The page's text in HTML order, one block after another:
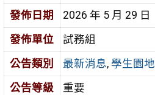
發佈日期
2026 年 5 月 29 日
發佈單位
試務組
公告類別
最新消息, 學生園地
公告等級
重要